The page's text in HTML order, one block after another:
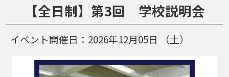
【全日制】第3回 学校説明会
イベント開催日： 2026年12月05日 （土）